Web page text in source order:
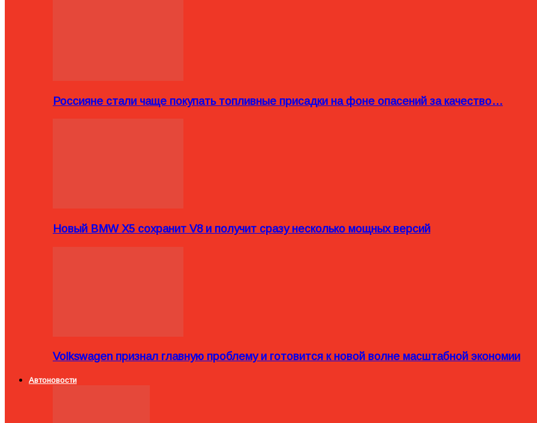
Россияне стали чаще покупать топливные присадки на фоне опасений за качество…
Новый BMW X5 сохранит V8 и получит сразу несколько мощных версий
Volkswagen признал главную проблему и готовится к новой волне масштабной экономии
Автоновости